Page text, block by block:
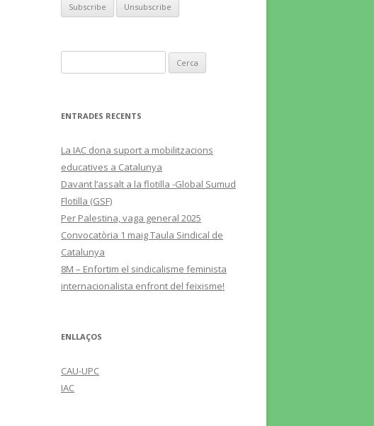
ENTRADES RECENTS
La IAC dona suport a mobilitzacions
educatives a Catalunya
Davant l’assalt a la flotilla -Global Sumud
Flotilla (GSF)
Per Palestina, vaga general 2025
Convocatòria 1 maig Taula Sindical de
Catalunya
8M – Enfortim el sindicalisme feminista
internacionalista enfront del feixisme!
ENLLAÇOS
CAU-UPC
IAC